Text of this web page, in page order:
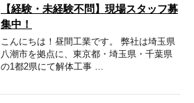
【経験・未経験不問】現場スタッフ募
集中！
こんにちは！昼間工業です。 弊社は埼玉県
八潮市を拠点に、東京都・埼玉県・千葉県
の1都2県にて解体工事 …